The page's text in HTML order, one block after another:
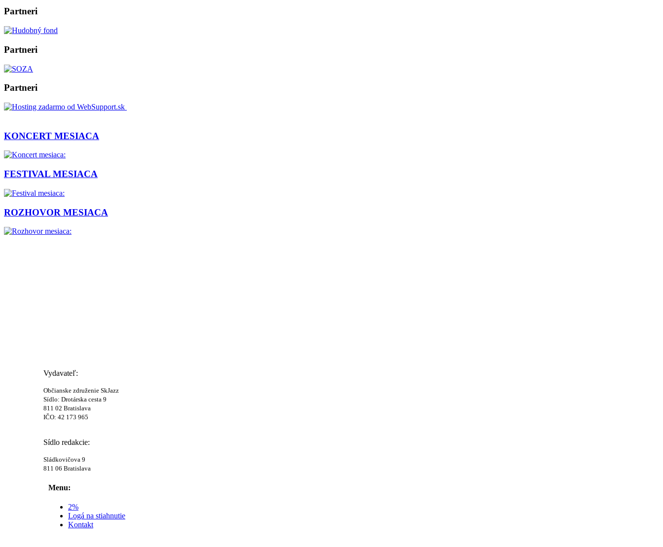
Partneri
Partneri
Partneri
KONCERT MESIACA
FESTIVAL MESIACA
ROZHOVOR MESIACA
Vydavateľ:
Občianske združenie SkJazz
Sídlo: Drotárska cesta 9
811 02 Bratislava
IČO: 42 173 965
Sídlo redakcie:
Sládkovičova 9
811 06 Bratislava
Menu:
2%
Logá na stiahnutie
Kontakt